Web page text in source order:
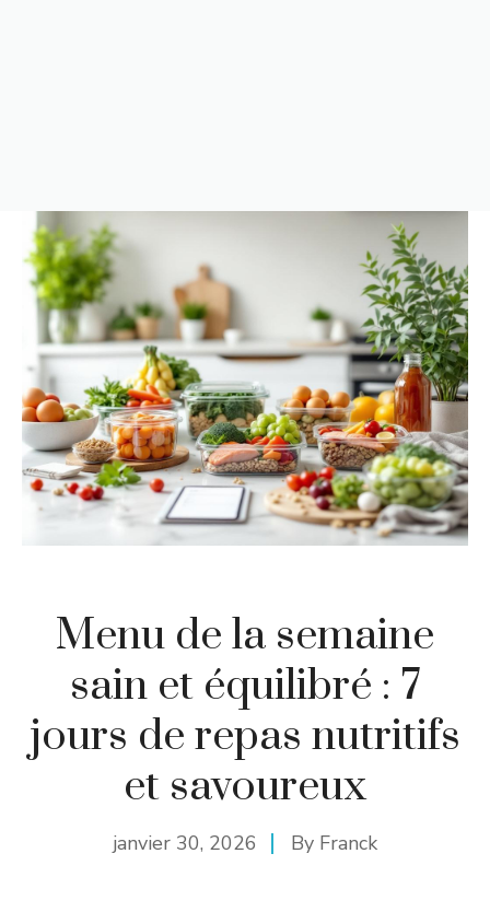
Menu de la semaine
sain et équilibré : 7
jours de repas nutritifs
et savoureux
janvier 30, 2026 By Franck